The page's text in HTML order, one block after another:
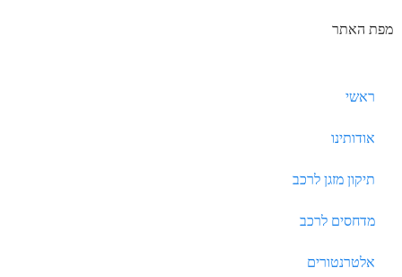
מפת האתר
ראשי
אודותינו
תיקון מזגן לרכב
מדחסים לרכב
אלטרנטורים